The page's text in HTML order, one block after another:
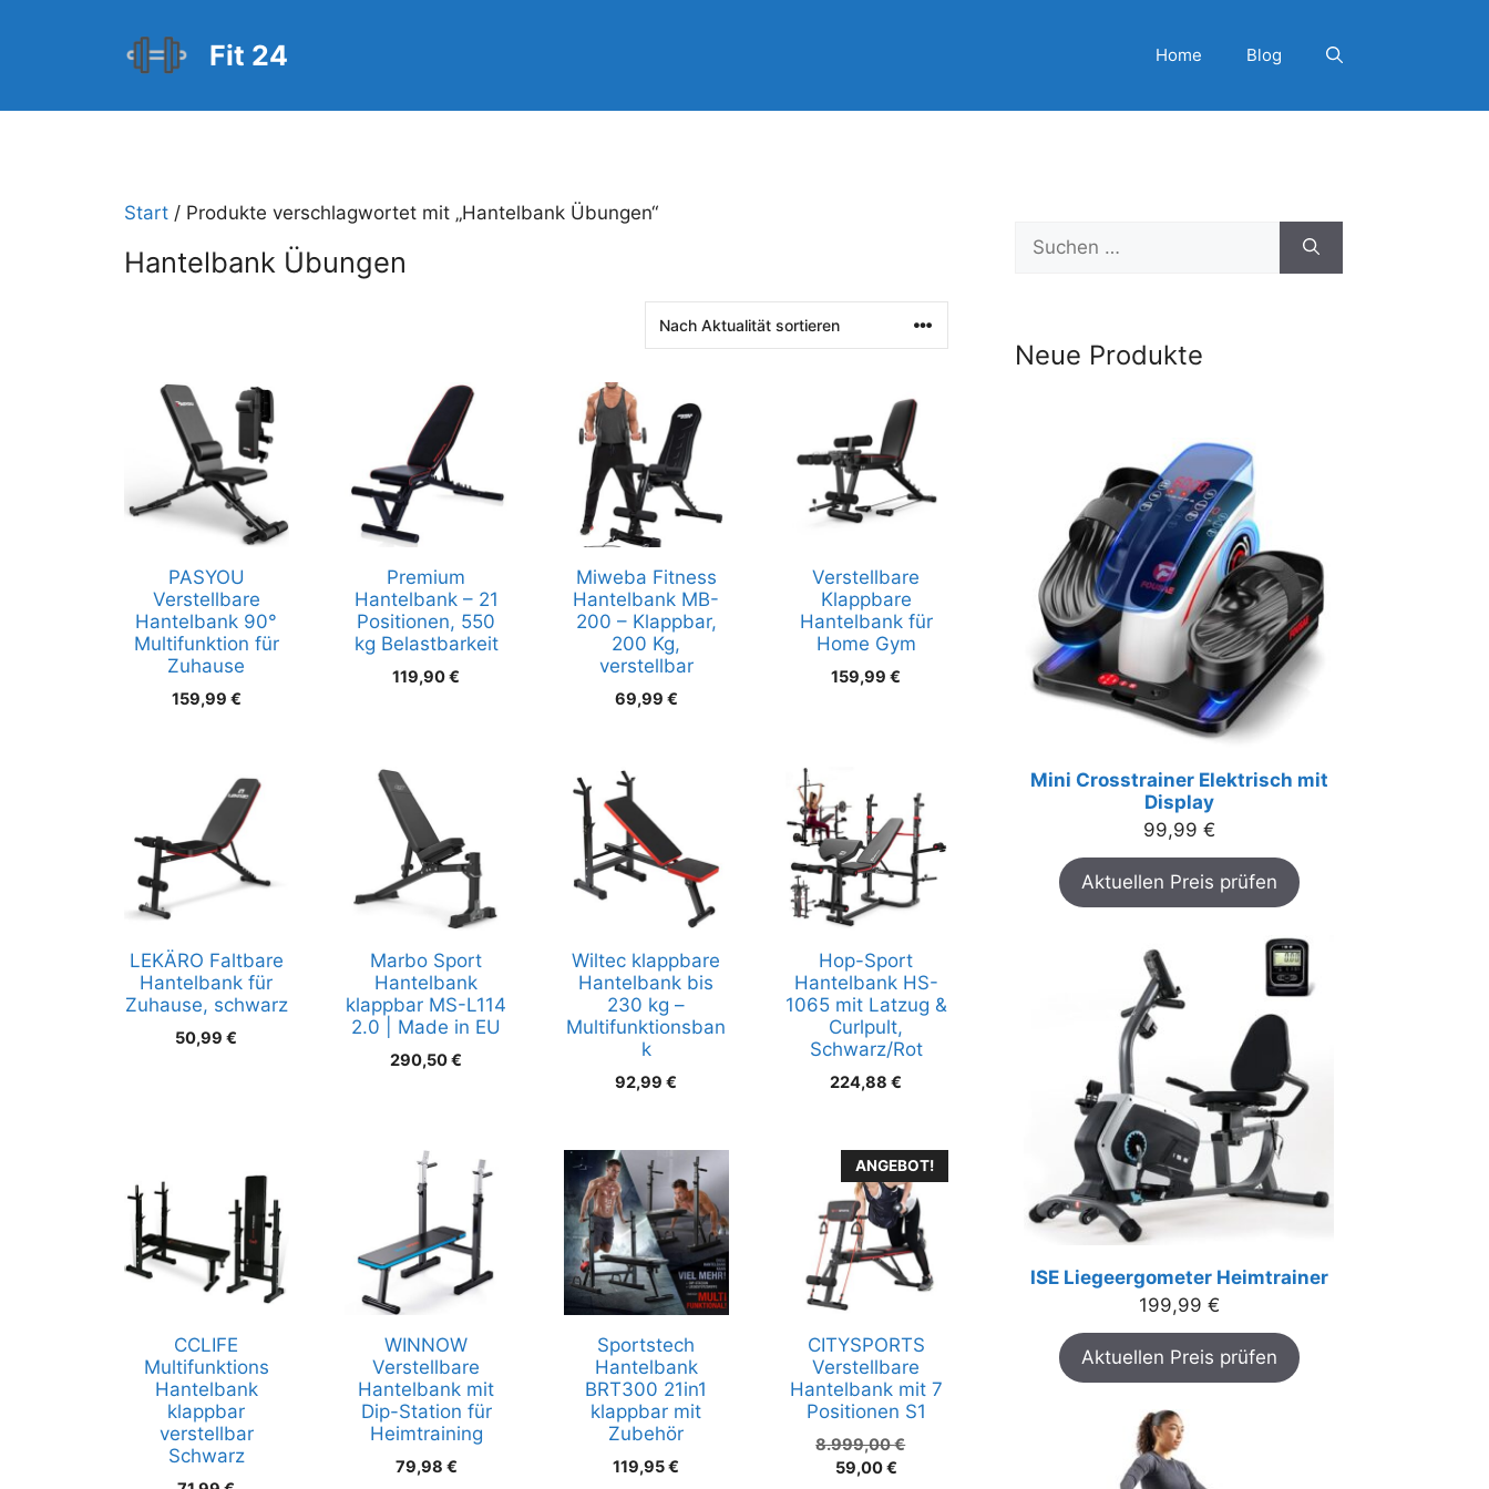
Fit 24 Home Blog
Start / Produkte verschlagwortet mit „Hantelbank Übungen“
Hantelbank Übungen
PASYOU
Verstellbare
Hantelbank 90°
Multifunktion für
Zuhause
159,99 €
Premium
Hantelbank – 21
Positionen, 550
kg Belastbarkeit
119,90€
Miweba Fitness
Hantelbank MB-
200 – Klappbar,
200 Kg,
verstellbar
69,99 €
Verstellbare
Klappbare
Hantelbank für
Home Gym
159,99€
LEKÄRO Faltbare
Hantelbank für
Zuhause, schwarz
50,99€
Marbo Sport
Hantelbank
klappbar MS-L114
2.0 | Made in EU
290,50€
Wiltec klappbare
Hantelbank bis
230 kg –
Multifunktionsban
k
92,99€
Hop-Sport
Hantelbank HS-
1065 mit Latzug &
Curlpult,
Schwarz/Rot
224,88€
CCLIFE
Multifunktions
Hantelbank
klappbar
verstellbar
Schwarz
WINNOW
Verstellbare
Hantelbank mit
Dip-Station für
Heimtraining
79,98 €
Sportstech
Hantelbank
BRT300 21in1
klappbar mit
Zubehör
119,95€
ANGEBOT!
CITYSPORTS
Verstellbare
Hantelbank mit 7
Positionen S1
8.999,00€
59,00€Aktueller
Suchen
nach:
Neue Produkte
Mini Crosstrainer Elektrisch mit
Display
99,99 €
Aktuellen Preis prüfen
ISE Liegeergometer Heimtrainer
199,99 €
Aktuellen Preis prüfen